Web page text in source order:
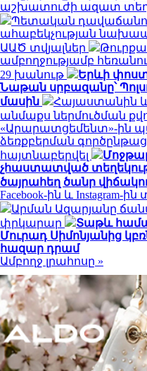
աշխատուժի ազատ
Պետական
ահաբեկչության
ԱԱԾ տվյալներ
ամբողջությամբ
29 խանութ
Երևի
Նաթան սրբազանը՝
մասին
Հայաստանին ևս
անմաքս ներմուծման
«Արարատցեմենտ»-ին
ձեռքբերման
հայտնաբերվել
չհաստատված
ծայրահեղ ծանր
Facebook-ին և Instagram-
Արման Ազարյանը
փրկարար
Տաթև
Մուրադ Սիմոնյանից
հազար դրամ
Ամբողջ լրահոսը »